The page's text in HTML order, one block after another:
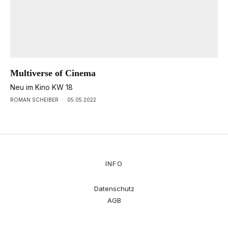
Multiverse of Cinema
Neu im Kino KW 18
ROMAN SCHEIBER · 05.05.2022
INFO
Datenschutz
AGB